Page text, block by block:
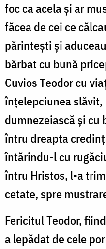
foc ca acela și ar
făcea de cei ce
părintești și
bărbat cu bună
Cuvios Teodor cu
înțelepciunea slăvit,
dumnezeiască și
întru dreapta
întărindu-l cu
întru Hristos, l-a
cetate, spre
Fericitul Teodor,
a lepădat de cele